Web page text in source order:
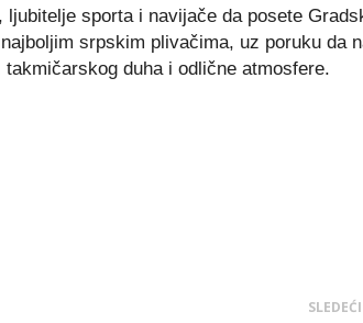
sporta i navijače da posete
srpskim plivačima, uz poruku da
duha i odlične atmosfere.